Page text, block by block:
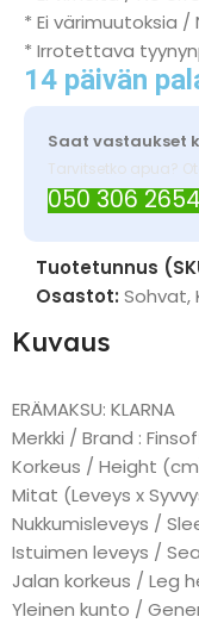
* Ei värimuutoksia
* Irrotettava
14 päivän
Saat vastaukset
Tarvitsetko apua?
050 306
Tuotetunnus
Osastot: Sohvat,
Kuvaus
ERÄMAKSU: KLARNA
Merkki / Brand :
Korkeus / Height
Mitat (Leveys x
Nukkumisleveys /
Istuimen leveys /
Jalan korkeus / Leg
Yleinen kunto /